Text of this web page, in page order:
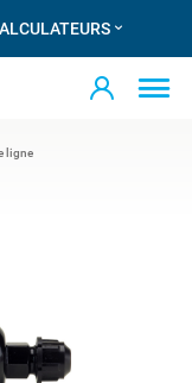
ligne